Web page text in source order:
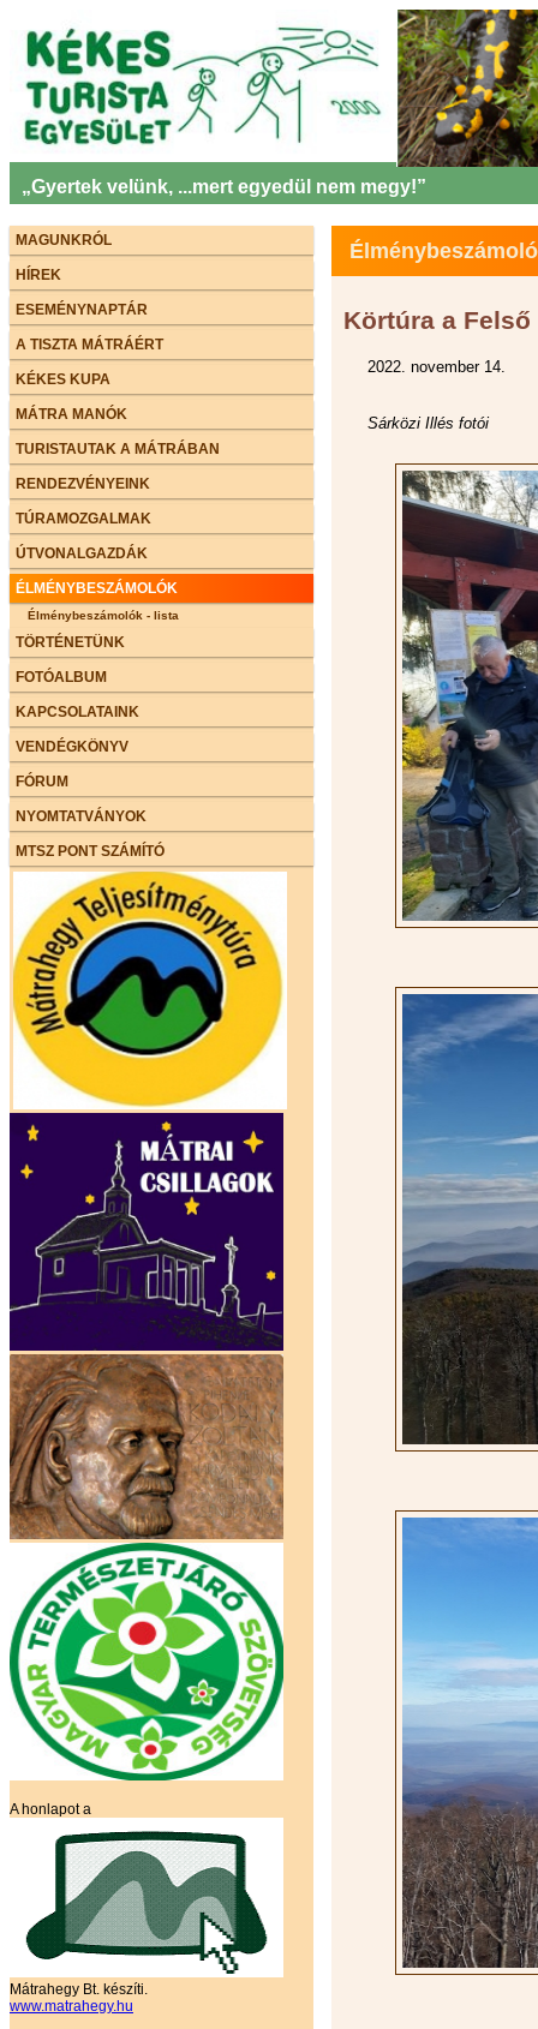
„Gyertek velünk, ...mert egyedül nem megy!”
MAGUNKRÓL
HÍREK
ESEMÉNYNAPTÁR
A TISZTA MÁTRÁÉRT
KÉKES KUPA
MÁTRA MANÓK
TURISTAUTAK A MÁTRÁBAN
RENDEZVÉNYEINK
TÚRAMOZGALMAK
ÚTVONALGAZDÁK
ÉLMÉNYBESZÁMOLÓK
Élménybeszámolók - lista
TÖRTÉNETÜNK
FOTÓALBUM
KAPCSOLATAINK
VENDÉGKÖNYV
FÓRUM
NYOMTATVÁNYOK
MTSZ PONT SZÁMÍTÓ
A honlapot a
Mátrahegy Bt. készíti.
www.matrahegy.hu
Körtúra a
2022. november 14.
Sárközi Illés fotói